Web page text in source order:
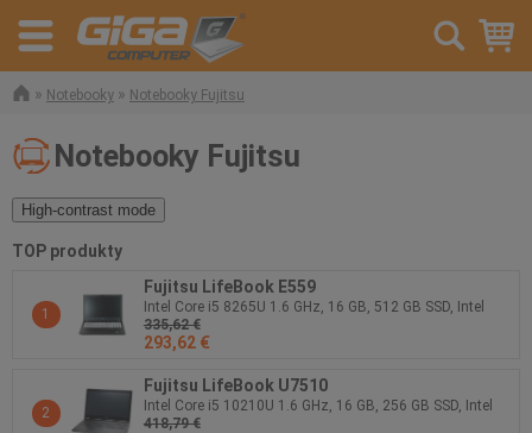
» Notebooky » Notebooky Fujitsu
Notebooky Fujitsu
High-contrast mode
TOP produkty
1
Fujitsu LifeBook E559
Intel Core i5 8265U 1.6 GHz, 16 GB, 512 GB SSD, Intel
UHD Graphics 620, 15.6 " 1920 x 1080 px, Windows 11
Pro
335,62 €
293,62 €
2
Fujitsu LifeBook U7510
Intel Core i5 10210U 1.6 GHz, 16 GB, 256 GB SSD, Intel
UHD Graphics, 15.6 " 1920 x 1080 px, Windows 11 Pro
418,79 €